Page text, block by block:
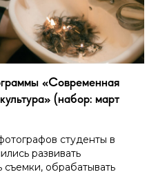
«Современная
(набор: март
студенты в
развивать
съемки, обрабатывать